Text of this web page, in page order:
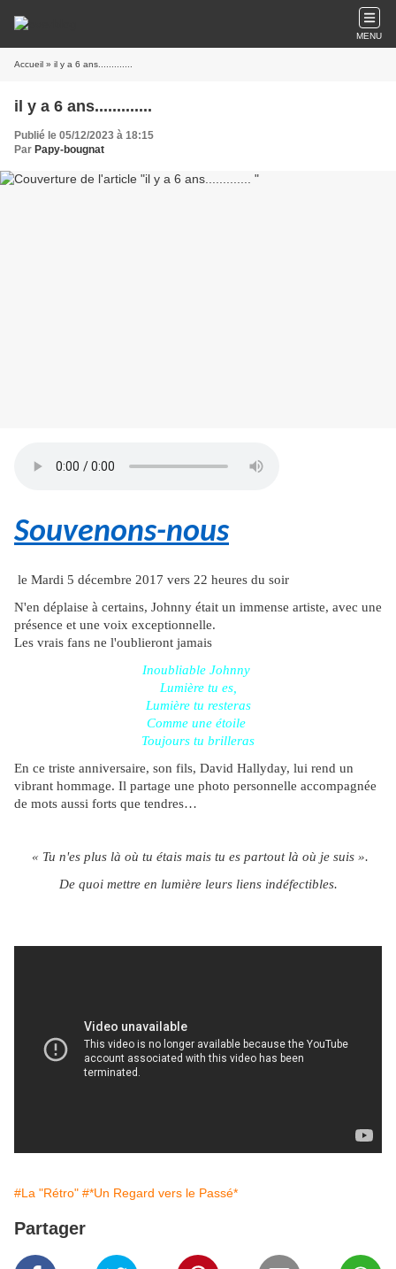
MENU
Accueil » il y a 6 ans.............
il y a 6 ans.............
Publié le 05/12/2023 à 18:15
Par Papy-bougnat
Souvenons-nous
le Mardi 5 décembre 2017 vers 22 heures du soir
N'en déplaise à certains, Johnny était un immense artiste, avec une
présence et une voix exceptionnelle.
Les vrais fans ne l'oublieront jamais
Inoubliable Johnny
Lumière tu es,
Lumière tu resteras
Comme une étoile
Toujours tu brilleras
En ce triste anniversaire, son fils, David Hallyday, lui rend un
vibrant hommage. Il partage une photo personnelle accompagnée
de mots aussi forts que tendres…
« Tu n'es plus là où tu étais mais tu es partout là où je suis ».
De quoi mettre en lumière leurs liens indéfectibles.
#La "Rétro" #*Un Regard vers le Passé*
Partager